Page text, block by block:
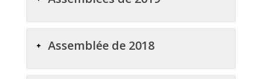
Assemblée de 2018